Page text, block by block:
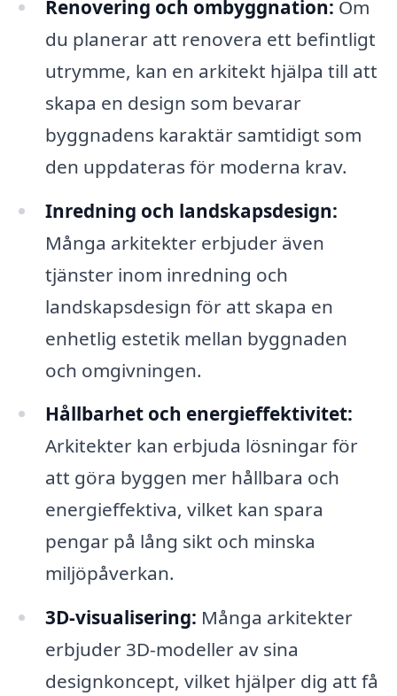
Renovering och ombyggnation: Om
du planerar att renovera ett befintligt
utrymme, kan en arkitekt hjälpa till att
skapa en design som bevarar
byggnadens karaktär samtidigt som
den uppdateras för moderna krav.
Inredning och landskapsdesign:
Många arkitekter erbjuder även
tjänster inom inredning och
landskapsdesign för att skapa en
enhetlig estetik mellan byggnaden
och omgivningen.
Hållbarhet och energieffektivitet:
Arkitekter kan erbjuda lösningar för
att göra byggen mer hållbara och
energieffektiva, vilket kan spara
pengar på lång sikt och minska
miljöpåverkan.
3D-visualisering: Många arkitekter
erbjuder 3D-modeller av sina
designkoncept, vilket hjälper dig att få